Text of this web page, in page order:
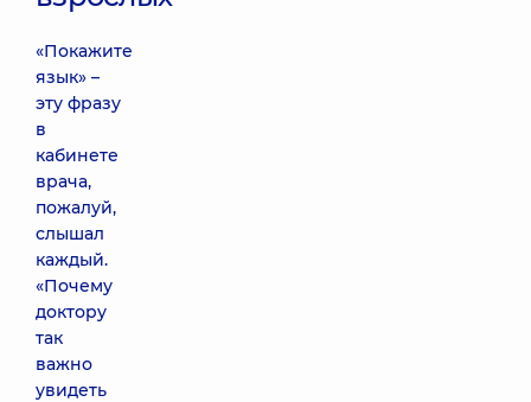
«Покажите
язык» –
эту фразу
в
кабинете
врача,
пожалуй,
слышал
каждый.
«Почему
доктору
так
важно
увидеть